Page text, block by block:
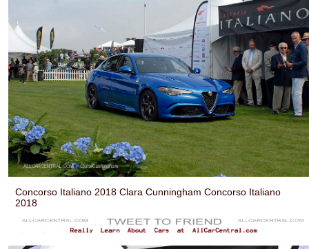
Concorso Italiano 2018 Clara Cunningham Concorso Italiano
2018